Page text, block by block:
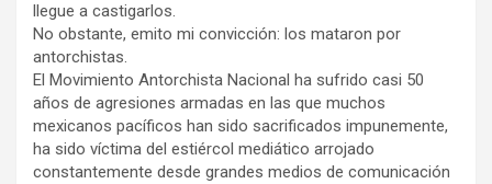
llegue a castigarlos.
No obstante, emito mi convicción: los mataron por
antorchistas.
El Movimiento Antorchista Nacional ha sufrido casi 50
años de agresiones armadas en las que muchos
mexicanos pacíficos han sido sacrificados impunemente,
ha sido víctima del estiércol mediático arrojado
constantemente desde grandes medios de comunicación